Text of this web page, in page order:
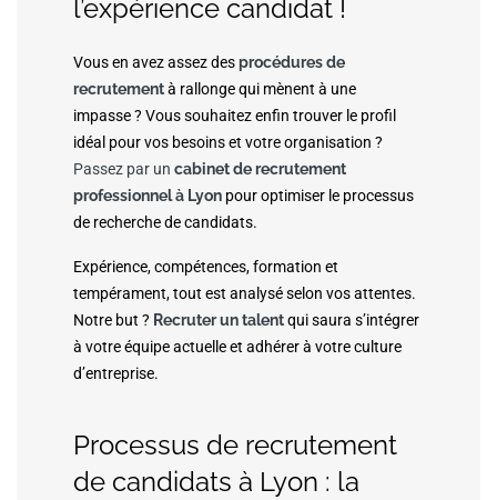
l’expérience candidat !
Vous en avez assez desprocédures de
recrutementà rallonge qui mènent à une
impasse ? Vous souhaitez enfin trouver le profil
idéal pour vos besoins et votre organisation ?
Passez par un cabinet de recrutement
professionnel à Lyonpour optimiser le processus
de recherche de candidats.
Expérience, compétences, formation et
tempérament, tout est analysé selon vos attentes.
Notre but ? Recruter un talentqui saura s’intégrer
à votre équipe actuelle et adhérer à votre culture
d’entreprise.
Processus de recrutement
de candidats à Lyon : la